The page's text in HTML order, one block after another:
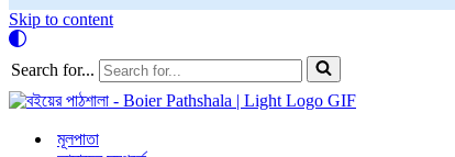
Skip to content
Search for...
মূলপাতা